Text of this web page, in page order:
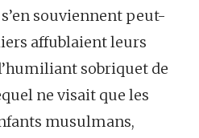
souviennent peut-
affublaient leurs
sobriquet de
ne visait que les
musulmans,